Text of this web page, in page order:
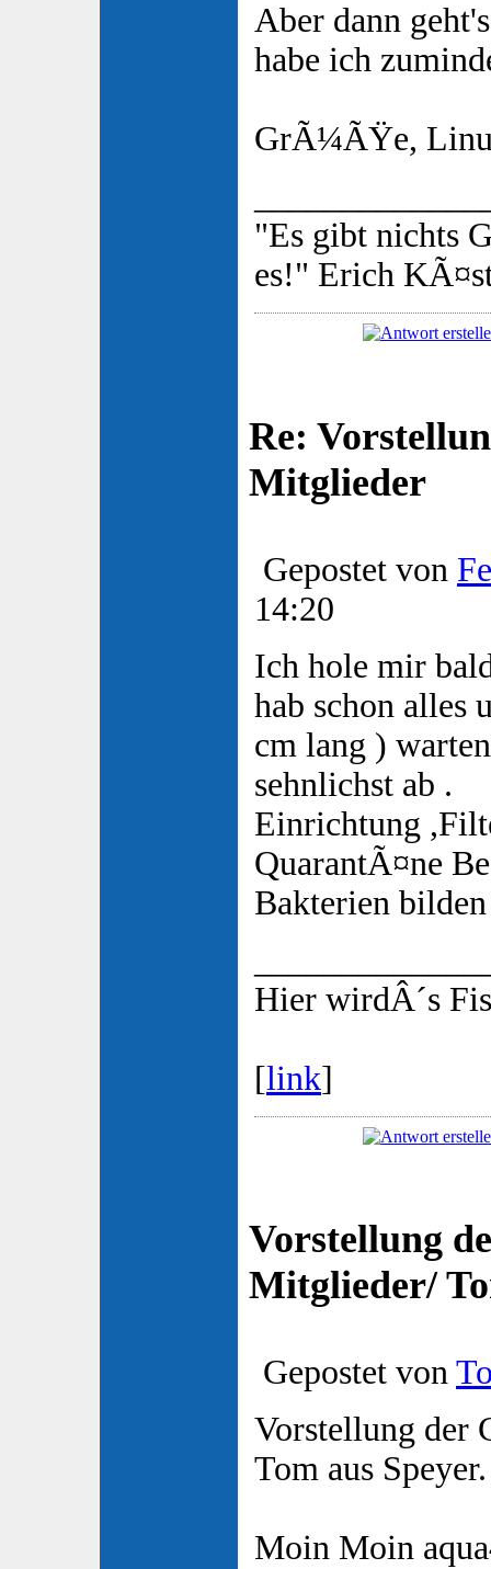
Aber dann
habe ich
GrÃ¼ÃŸe,
"Es gibt nichts
es!" Erich
Re:
Mitglieder
Gepostet von
14:20
Ich hole mir
hab schon alles
cm lang )
sehnlichst ab .
Einrichtung
QuarantÃ¤ne
Bakterien
Hier wirdÂ´s
[link]
Vorstellung
Mitglieder/
Gepostet von
Vorstellung der
Tom aus Speyer.
Moin Moin